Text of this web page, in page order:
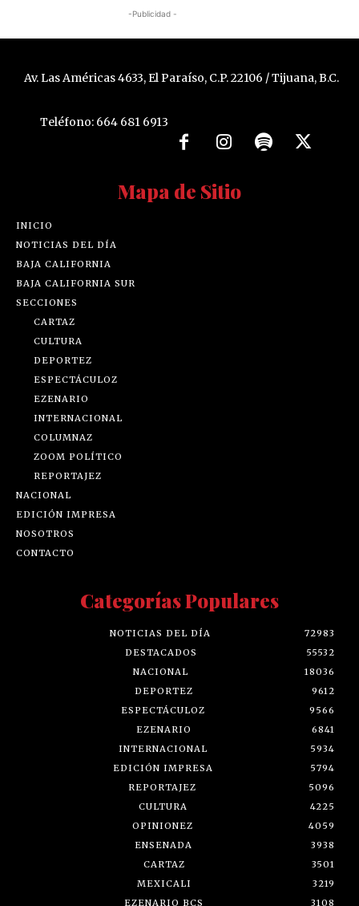
-Publicidad -
Av. Las Américas 4633, El Paraíso, C.P. 22106 / Tijuana, B.C.
Teléfono: 664 681 6913
Mapa de Sitio
INICIO
NOTICIAS DEL DÍA
BAJA CALIFORNIA
BAJA CALIFORNIA SUR
SECCIONES
CARTAZ
CULTURA
DEPORTEZ
ESPECTÁCULOZ
EZENARIO
INTERNACIONAL
COLUMNAZ
ZOOM POLÍTICO
REPORTAJEZ
NACIONAL
EDICIÓN IMPRESA
NOSOTROS
CONTACTO
Categorías Populares
NOTICIAS DEL DÍA
72983
DESTACADOS
55532
NACIONAL
18036
DEPORTEZ
9612
ESPECTÁCULOZ
9566
EZENARIO
6841
INTERNACIONAL
5934
EDICIÓN IMPRESA
5794
REPORTAJEZ
5096
CULTURA
4225
OPINIONEZ
4059
ENSENADA
3938
CARTAZ
3501
MEXICALI
3219
EZENARIO BCS
3108